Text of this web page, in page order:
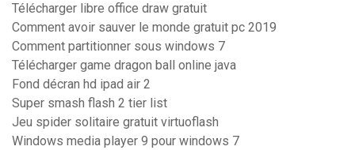
Télécharger libre office draw gratuit
Comment avoir sauver le monde gratuit pc 2019
Comment partitionner sous windows 7
Télécharger game dragon ball online java
Fond décran hd ipad air 2
Super smash flash 2 tier list
Jeu spider solitaire gratuit virtuoflash
Windows media player 9 pour windows 7